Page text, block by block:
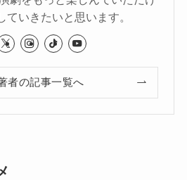
ていきたいと思います。
者の記事一覧へ